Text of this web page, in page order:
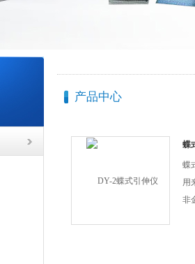
产品中心
蝶
蝶
用
非